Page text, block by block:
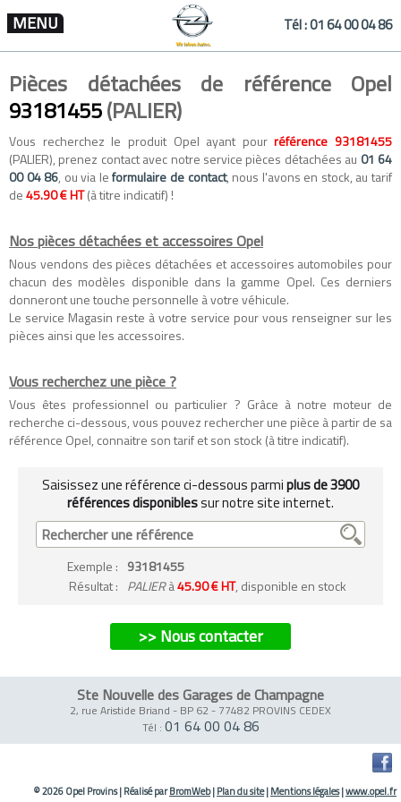
MENU Tél :01 64 00 04 86
Pièces détachées de référence Opel
93181455(PALIER)
Vous recherchez le produit Opel ayant pourréférence 93181455
(PALIER), prenez contact avec notre service pièces détachées au 01 64
00 04 86, ou via leformulaire de contact, nous l'avons en stock, au tarif
de45.90 € HT(à titre indicatif) !
Nos pièces détachées et accessoires Opel
Nous vendons des pièces détachées etaccessoires automobiles pour
chacun des modèles disponible dans la gamme Opel. Ces derniers
donneront une touche personnelle à votre véhicule.
Le service Magasin reste à votre service pour vous renseigner sur les
pièces ainsi que les accessoires.
Vous recherchez une pièce ?
Vous êtes professionnel ou particulier ? Grâce à notre moteur de
recherche ci-dessous, vous pouvez rechercher une pièce à partir de sa
référence Opel, connaitre son tarif et son stock (à titre indicatif).
Saisissez une référence ci-dessous parmiplus de 3900
références disponiblessur notre site internet.
Exemple : 93181455
Résultat : PALIERà45.90 € HT, disponible en stock
>> Nous contacter
Ste Nouvelle des Garages de Champagne
2, rue Aristide Briand - BP 62 - 77482 PROVINS CEDEX
Tél : 01 64 00 04 86
© 2026 Opel Provins|Réalisé parBromWeb|Plan du site|Mentions légales|www.opel.fr